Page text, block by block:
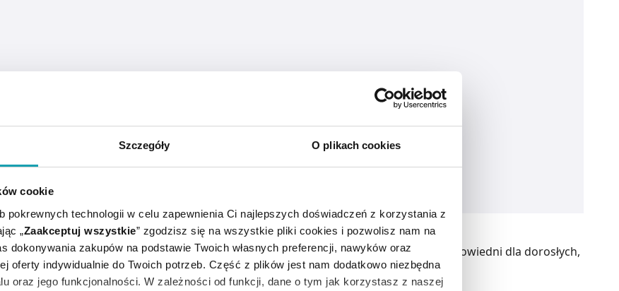
Szczegóły O plikach cookies
cookie
pokrewnych technologii w celu zapewnienia Ci najlepszych doświadczeń z korzystania z
„Zaakceptuj wszystkie” zgodzisz się na wszystkie pliki cookies i pozwolisz nam na
dokonywania zakupów na podstawie Twoich własnych preferencji, nawyków oraz
oferty indywidualnie do Twoich potrzeb. Część z plików jest nam dodatkowo niezbędna
oraz jego funkcjonalności. W zależności od funkcji, dane o tym jak korzystasz z naszej
to kosmetyk przeznaczony dla skóry bardzo suchej i atopowej. Jest odpowiedni dla dorosłych,